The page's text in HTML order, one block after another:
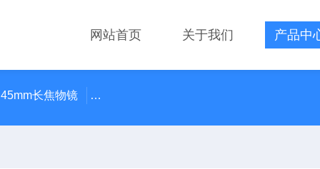
网站首页 关于我们 产品中
长焦物镜 LMPLN-IR/LCPLN-IR奥林巴斯红外线观察